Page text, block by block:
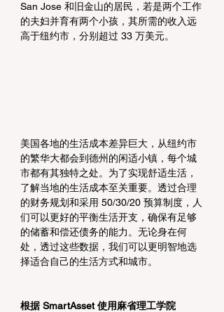
San Jose 和旧金山的居民，若是两个工作
的夫妇并育有两个小孩，其所需的收入远
高于纽约市，分别超过 33 万美元。
美国各地的生活成本差异巨大，从纽约市
的繁华大都会到德州的闲适小镇，每个城
市都有其独特之处。为了实现舒适生活，
了解当地的生活成本至关重要。透过合理
的财务规划和采用 50/30/20 预算制度，人
们可以更好的平衡生活开支，确保有足够
的储蓄和偿还债务的能力。无论身在何
处，透过这些数据，我们可以更明智地选
择适合自己的生活方式和城市。
根据 SmartAsset 使用麻省理工学院